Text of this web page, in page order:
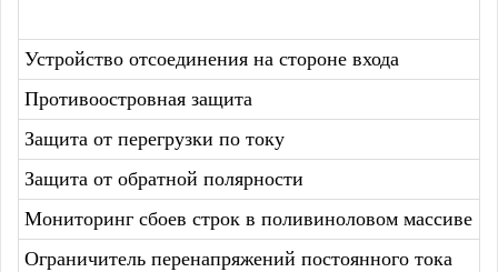
Устройство отсоединения на стороне входа
Противоостровная защита
Защита от перегрузки по току
Защита от обратной полярности
Мониторинг сбоев строк в поливиноловом массиве
Ограничитель перенапряжений постоянного тока